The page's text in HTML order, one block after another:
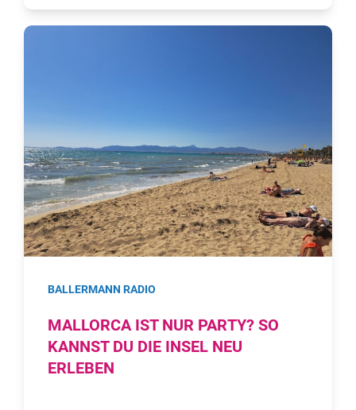
BALLERMANN RADIO
MALLORCA IST NUR PARTY? SO
KANNST DU DIE INSEL NEU
ERLEBEN